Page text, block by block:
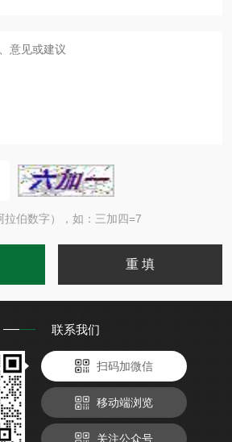
伯数字），如：三加四=7
联系我们
扫码加微信
移动端浏览
关注公众号